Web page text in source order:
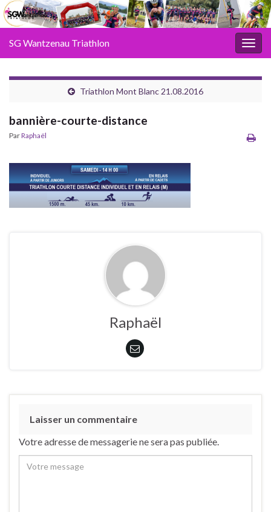
SG Wantzenau Triathlon
Triathlon Mont Blanc 21.08.2016
bannière-courte-distance
ParRaphaël
Raphaël
Laisser un commentaire
Votre adresse de messagerie ne sera pas publiée.